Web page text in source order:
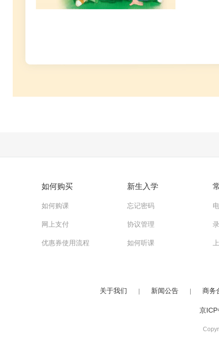
如何购买
如何购课
网上支付
优惠券使用流程
新生入学
忘记密码
协议管理
如何听课
关于我们 新闻公告 商务
京